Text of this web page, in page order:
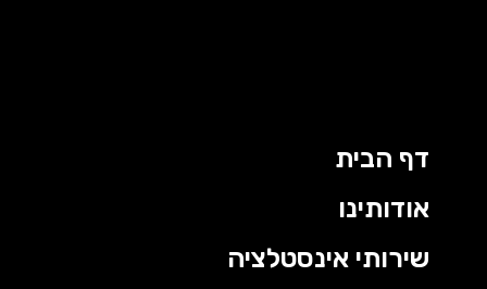
דף הבית
אודותינו
שירותי אינסטלציה